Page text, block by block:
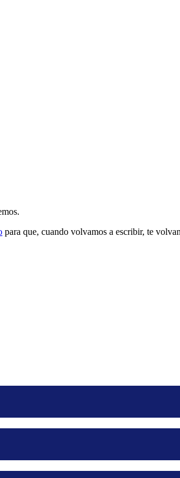
para que, cuando volvamos a escribir, te